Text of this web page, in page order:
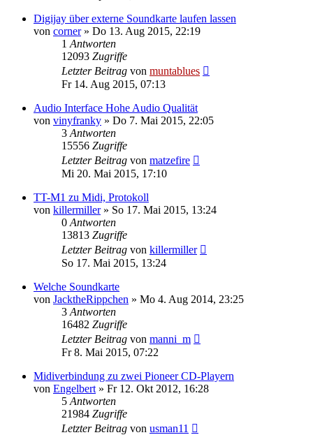
Digijay über externe Soundkarte laufen lassen
von corner» Do 13. Aug 2015, 22:19
1 Antworten
12093 Zugriffe
Letzter Beitrag von muntablues
Fr 14. Aug 2015, 07:13
Audio Interface Hohe Audio Qualität
von vinyfranky » Do 7. Mai 2015, 22:05
3 Antworten
15556 Zugriffe
Letzter Beitrag von matzefire
Mi 20. Mai 2015, 17:10
TT-M1 zu Midi, Protokoll
von killermiller» So 17. Mai 2015, 13:24
0 Antworten
13813 Zugriffe
Letzter Beitrag von killermiller
So 17. Mai 2015, 13:24
Welche Soundkarte
von JacktheRippchen » Mo 4. Aug 2014, 23:25
3 Antworten
16482 Zugriffe
Letzter Beitrag von manni_m
Fr 8. Mai 2015, 07:22
Midiverbindung zu zwei Pioneer CD-Playern
von Engelbert » Fr 12. Okt 2012, 16:28
5 Antworten
21984 Zugriffe
Letzter Beitrag von usman11